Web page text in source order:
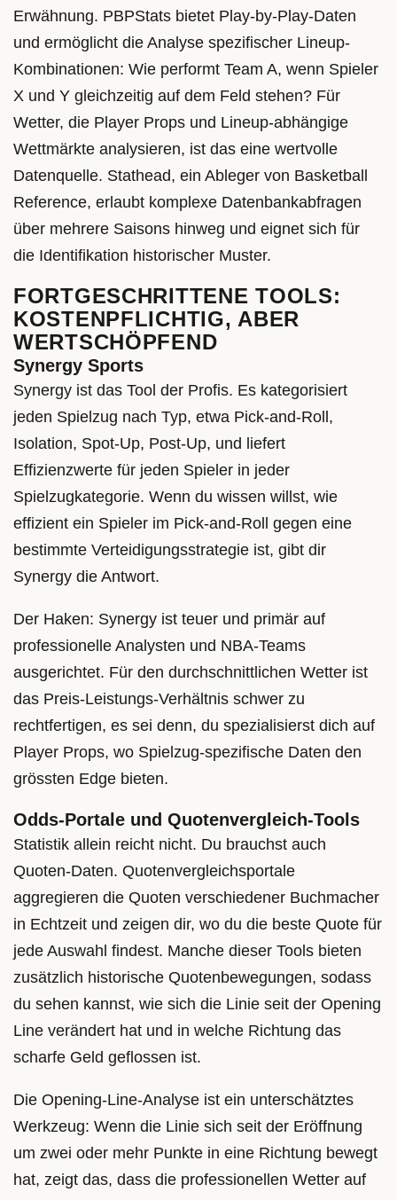
Erwähnung. PBPStats bietet Play-by-Play-Daten
und ermöglicht die Analyse spezifischer Lineup-
Kombinationen: Wie performt Team A, wenn Spieler
X und Y gleichzeitig auf dem Feld stehen? Für
Wetter, die Player Props und Lineup-abhängige
Wettmärkte analysieren, ist das eine wertvolle
Datenquelle. Stathead, ein Ableger von Basketball
Reference, erlaubt komplexe Datenbankabfragen
über mehrere Saisons hinweg und eignet sich für
die Identifikation historischer Muster.
FORTGESCHRITTENE TOOLS:
KOSTENPFLICHTIG, ABER
WERTSCHÖPFEND
Synergy Sports
Synergy ist das Tool der Profis. Es kategorisiert
jeden Spielzug nach Typ, etwa Pick-and-Roll,
Isolation, Spot-Up, Post-Up, und liefert
Effizienzwerte für jeden Spieler in jeder
Spielzugkategorie. Wenn du wissen willst, wie
effizient ein Spieler im Pick-and-Roll gegen eine
bestimmte Verteidigungsstrategie ist, gibt dir
Synergy die Antwort.
Der Haken: Synergy ist teuer und primär auf
professionelle Analysten und NBA-Teams
ausgerichtet. Für den durchschnittlichen Wetter ist
das Preis-Leistungs-Verhältnis schwer zu
rechtfertigen, es sei denn, du spezialisierst dich auf
Player Props, wo Spielzug-spezifische Daten den
grössten Edge bieten.
Odds-Portale und Quotenvergleich-Tools
Statistik allein reicht nicht. Du brauchst auch
Quoten-Daten. Quotenvergleichsportale
aggregieren die Quoten verschiedener Buchmacher
in Echtzeit und zeigen dir, wo du die beste Quote für
jede Auswahl findest. Manche dieser Tools bieten
zusätzlich historische Quotenbewegungen, sodass
du sehen kannst, wie sich die Linie seit der Opening
Line verändert hat und in welche Richtung das
scharfe Geld geflossen ist.
Die Opening-Line-Analyse ist ein unterschätztes
Werkzeug: Wenn die Linie sich seit der Eröffnung
um zwei oder mehr Punkte in eine Richtung bewegt
hat, zeigt das, dass die professionellen Wetter auf